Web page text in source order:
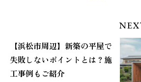
【浜松市周辺】新築の平屋で
失敗しないポイントとは？施
工事例もご紹介